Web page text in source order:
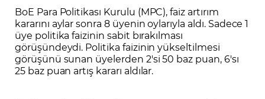
BoE Para Politikası Kurulu (MPC), faiz artırım
kararını aylar sonra 8 üyenin oylarıyla aldı. Sadece 1
üye politika faizinin sabit bırakılması
görüşündeydi. Politika faizinin yükseltilmesi
görüşünü sunan üyelerden 2'si 50 baz puan, 6'sı
25 baz puan artış kararı aldılar.